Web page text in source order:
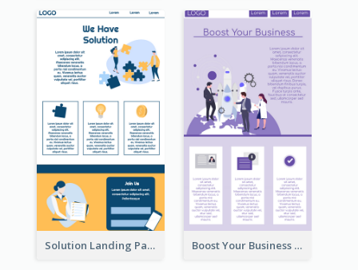
Solution Landing Page Boost Your Business Landing Page